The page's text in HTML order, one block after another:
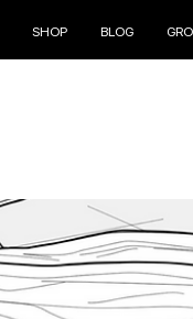
SHOP BLOG